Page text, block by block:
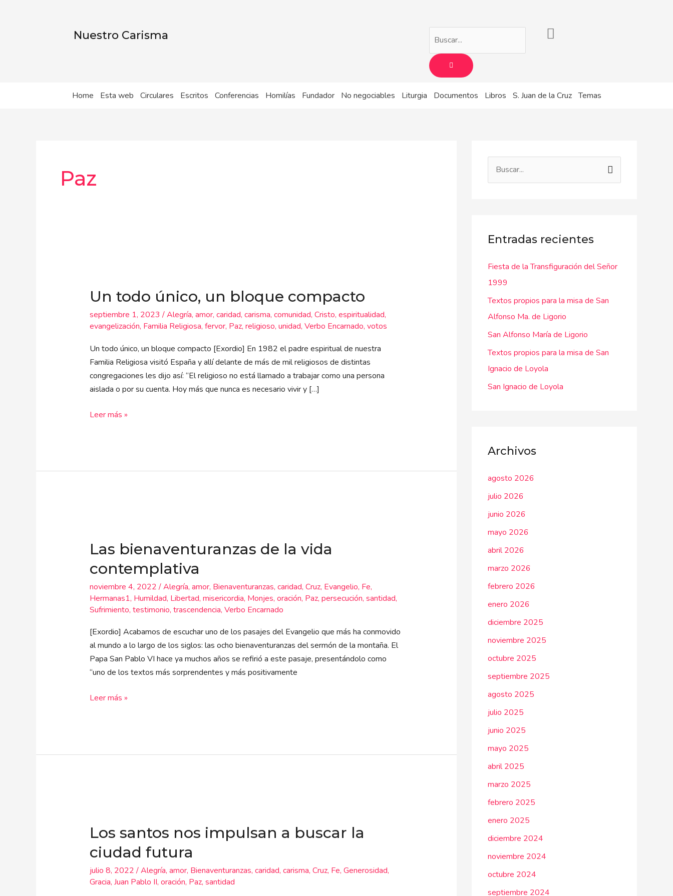
Nuestro Carisma
Home Esta web Circulares Escritos Conferencias Homilías Fundador No negociables Liturgia Documentos Libros S. Juan de la Cruz Temas
Paz
Un todo único, un bloque compacto
septiembre 1, 2023/Alegría, amor, caridad, carisma, comunidad, Cristo, espiritualidad,
evangelización, Familia Religiosa, fervor, Paz, religioso, unidad, Verbo Encarnado, votos
Un todo único, un bloque compacto [Exordio] En 1982 el padre espiritual de nuestra
Familia Religiosa visitó España y allí delante de más de mil religiosos de distintas
congregaciones les dijo así: “El religioso no está llamado a trabajar como una persona
aislada o por su cuenta. Hoy más que nunca es necesario vivir y […]
único,
bloque
Leer más »
Las bienaventuranzas de la vida
contemplativa
noviembre 4, 2022/Alegría, amor, Bienaventuranzas, caridad, Cruz, Evangelio, Fe,
Hermanas1, Humildad, Libertad, misericordia, Monjes, oración, Paz, persecución, santidad,
Sufrimiento, testimonio, trascendencia, Verbo Encarnado
[Exordio] Acabamos de escuchar uno de los pasajes del Evangelio que más ha conmovido
al mundo a lo largo de los siglos: las ocho bienaventuranzas del sermón de la montaña. El
Papa San Pablo VI hace ya muchos años se refirió a este pasaje, presentándolo como
“uno de los textos más sorprendentes y más positivamente
de
vida
contemplativa
Leer más »
Los santos nos impulsan a buscar la
ciudad futura
julio 8, 2022/Alegría, amor, Bienaventuranzas, caridad, carisma, Cruz, Fe, Generosidad,
Gracia, Juan Pablo II, oración, Paz, santidad
nos
impulsan
a
buscar
la
a
p
o
r
:
Entradas recientes
Fiesta de la Transfiguración del Señor
1999
Textos propios para la misa de San
Alfonso Ma. de Ligorio
San Alfonso María de Ligorio
Textos propios para la misa de San
Ignacio de Loyola
San Ignacio de Loyola
Archivos
agosto 2026
julio 2026
junio 2026
mayo 2026
abril 2026
marzo 2026
febrero 2026
enero 2026
diciembre 2025
noviembre 2025
octubre 2025
septiembre 2025
agosto 2025
julio 2025
junio 2025
mayo 2025
abril 2025
marzo 2025
febrero 2025
enero 2025
diciembre 2024
noviembre 2024
octubre 2024
septiembre 2024